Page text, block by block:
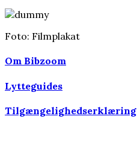
Foto: Filmplakat
Om Bibzoom
Lytteguides
Tilgængelighedserklæring